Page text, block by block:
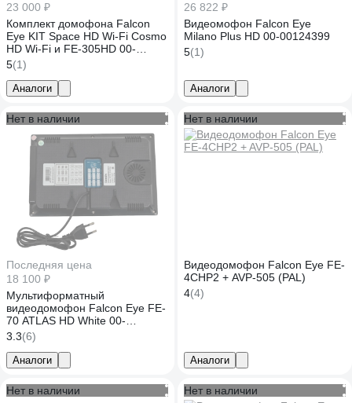
23 000 ₽
Комплект домофона Falcon
Eye KIT Space HD Wi-Fi Cosmo
HD Wi-Fi и FE-305HD 00-
00331349
5(1)
Аналоги
26 822 ₽
Видеомофон Falcon Eye
Milano Plus HD 00-00124399
5(1)
Аналоги
Нет в наличии
Последняя цена
18 100 ₽
Мультиформатный
видеодомофон Falcon Eye FE-
70 ATLAS HD White 00-
00112685
3.3(6)
Аналоги
Нет в наличии
Видеодомофон Falcon Eye FE-
4CHP2 + AVP-505 (PAL)
4(4)
Аналоги
Нет в наличии Нет в наличии